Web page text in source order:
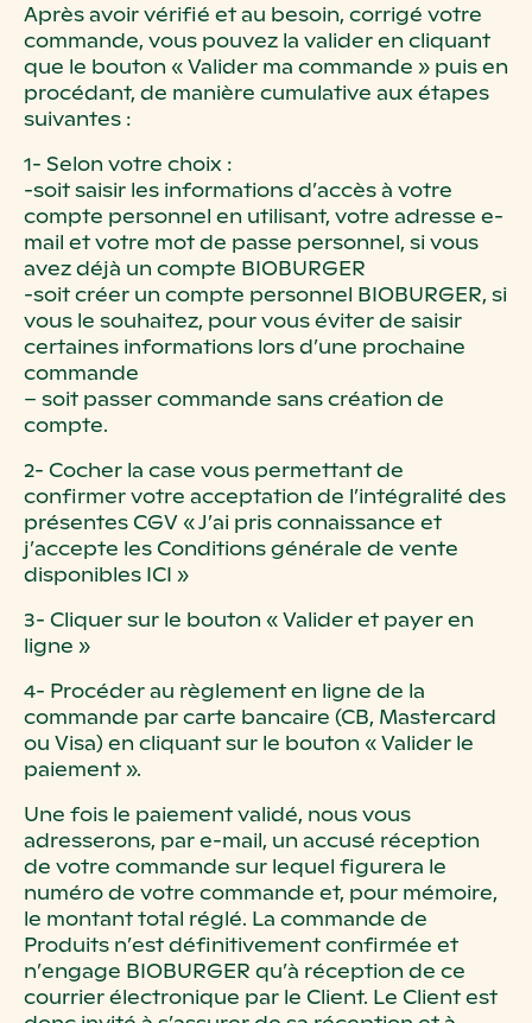
Après avoir vérifié et au besoin, corrigé votre
commande, vous pouvez la valider en cliquant
que le bouton « Valider ma commande » puis en
procédant, de manière cumulative aux étapes
suivantes :
1- Selon votre choix :
-soit saisir les informations d’accès à votre
compte personnel en utilisant, votre adresse e-
mail et votre mot de passe personnel, si vous
avez déjà un compte BIOBURGER
-soit créer un compte personnel BIOBURGER, si
vous le souhaitez, pour vous éviter de saisir
certaines informations lors d’une prochaine
commande
– soit passer commande sans création de
compte.
2- Cocher la case vous permettant de
confirmer votre acceptation de l’intégralité des
présentes CGV « J’ai pris connaissance et
j’accepte les Conditions générale de vente
disponibles ICI »
3- Cliquer sur le bouton « Valider et payer en
ligne »
4- Procéder au règlement en ligne de la
commande par carte bancaire (CB, Mastercard
ou Visa) en cliquant sur le bouton « Valider le
paiement ».
Une fois le paiement validé, nous vous
adresserons, par e-mail, un accusé réception
de votre commande sur lequel figurera le
numéro de votre commande et, pour mémoire,
le montant total réglé. La commande de
Produits n’est définitivement confirmée et
n’engage BIOBURGER qu’à réception de ce
courrier électronique par le Client. Le Client est